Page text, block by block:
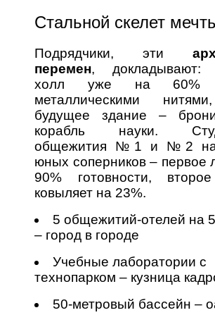
Стальной скелет
Подрядчики, эти
перемен, докладывают:
холл уже на 60%
металлическими
будущее здание –
корабль науки.
общежития №1 и №2
юных соперников – первое
90% готовности,
ковыляет на 23%.
5 общежитий-отелей на
– город в городе
Учебные лаборатории с
технопарком – кузница
50-метровый бассейн –